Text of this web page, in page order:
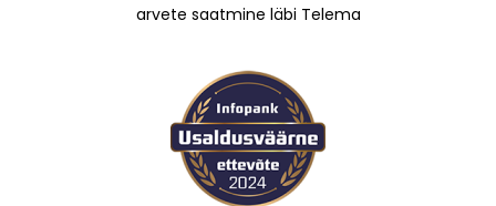
arvete saatmine läbi Telema